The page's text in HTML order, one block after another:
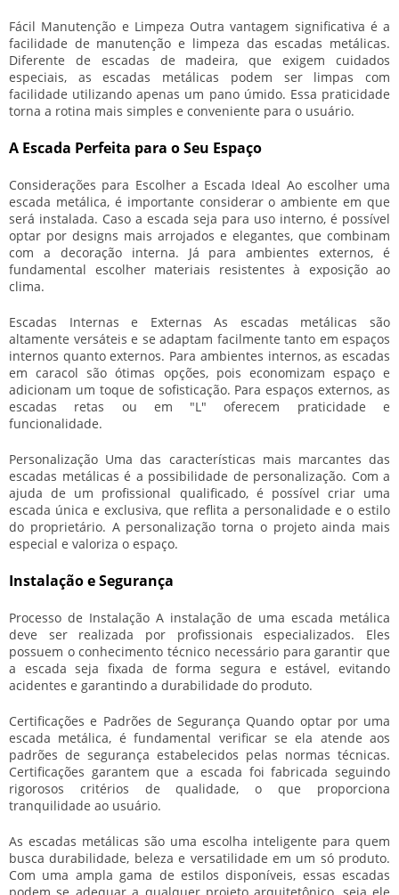
Fácil Manutenção e Limpeza Outra vantagem significativa é a
facilidade de manutenção e limpeza das escadas metálicas.
Diferente de escadas de madeira, que exigem cuidados
especiais, as escadas metálicas podem ser limpas com
facilidade utilizando apenas um pano úmido. Essa praticidade
torna a rotina mais simples e conveniente para o usuário.
A Escada Perfeita para o Seu Espaço
Considerações para Escolher a Escada Ideal Ao escolher uma
escada metálica, é importante considerar o ambiente em que
será instalada. Caso a escada seja para uso interno, é possível
optar por designs mais arrojados e elegantes, que combinam
com a decoração interna. Já para ambientes externos, é
fundamental escolher materiais resistentes à exposição ao
clima.
Escadas Internas e Externas As escadas metálicas são
altamente versáteis e se adaptam facilmente tanto em espaços
internos quanto externos. Para ambientes internos, as escadas
em caracol são ótimas opções, pois economizam espaço e
adicionam um toque de sofisticação. Para espaços externos, as
escadas retas ou em "L" oferecem praticidade e
funcionalidade.
Personalização Uma das características mais marcantes das
escadas metálicas é a possibilidade de personalização. Com a
ajuda de um profissional qualificado, é possível criar uma
escada única e exclusiva, que reflita a personalidade e o estilo
do proprietário. A personalização torna o projeto ainda mais
especial e valoriza o espaço.
Instalação e Segurança
Processo de Instalação A instalação de uma escada metálica
deve ser realizada por profissionais especializados. Eles
possuem o conhecimento técnico necessário para garantir que
a escada seja fixada de forma segura e estável, evitando
acidentes e garantindo a durabilidade do produto.
Certificações e Padrões de Segurança Quando optar por uma
escada metálica, é fundamental verificar se ela atende aos
padrões de segurança estabelecidos pelas normas técnicas.
Certificações garantem que a escada foi fabricada seguindo
rigorosos critérios de qualidade, o que proporciona
tranquilidade ao usuário.
As escadas metálicas são uma escolha inteligente para quem
busca durabilidade, beleza e versatilidade em um só produto.
Com uma ampla gama de estilos disponíveis, essas escadas